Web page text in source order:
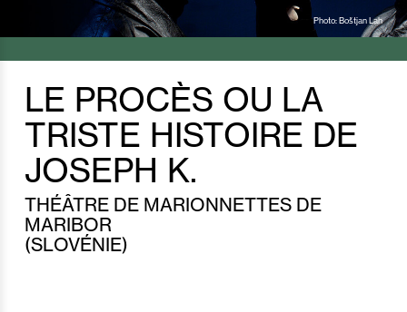
Photo: Boštjan Lah
LE PROCÈS OU LA
TRISTE HISTOIRE DE
JOSEPH K.
THÉÂTRE DE MARIONNETTES DE
MARIBOR
(SLOVÉNIE)